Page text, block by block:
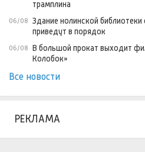
трамплина
06/08 Здание нолинской
приведут в порядок
06/08 В большой прокат выходит
Колобок»
Все новости
РЕКЛАМА